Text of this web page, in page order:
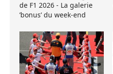
de F1 2026 - La galerie
’bonus’ du week-end